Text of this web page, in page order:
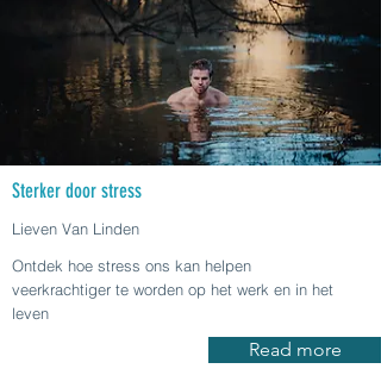
Sterker door stress
Lieven Van Linden
Ontdek hoe stress ons kan helpen
veerkrachtiger te worden op het werk en in het
leven
Read more